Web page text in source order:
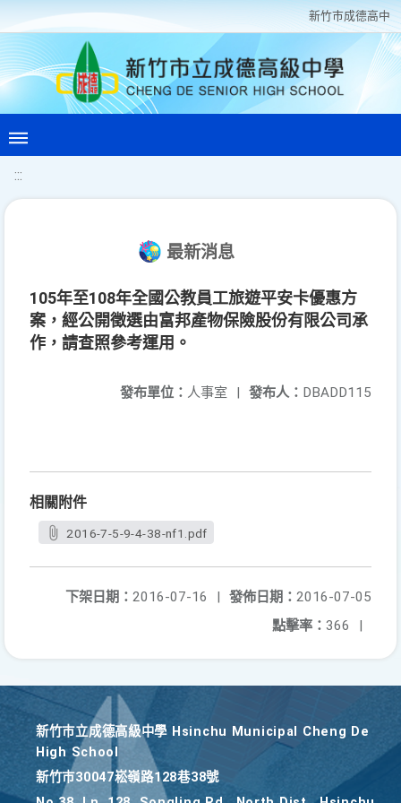
新竹巿成德高中
:::
最新消息
105年至108年全國公教員工旅遊平安卡優惠方
案，經公開徵選由富邦產物保險股份有限公司承
作，請查照參考運用。
發布人： DBADD115
發布單位： 人事室 |
相關附件
2016-7-5-9-4-38-nf1.pdf
發佈日期： 2016-07-05
下架日期： 2016-07-16
|
點擊率： 366 |
新竹巿立成德高級中學 Hsinchu Municipal Cheng De
High School
新竹巿30047崧嶺路128巷38號